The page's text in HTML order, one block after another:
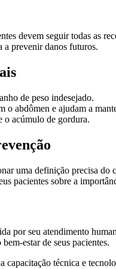
devem seguir todas as
a prevenir danos futuros.
de peso indesejado.
abdômen e ajudam a
o acúmulo de gordura.
uma definição precisa
pacientes sobre a
por seu atendimento
estar de seus pacientes.
técnica e